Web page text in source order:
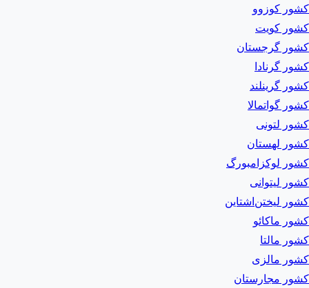
کشور کوزوو
کشور کویت
کشور گرجستان
کشور گرنادا
کشور گرینلند
کشور گواتمالا
کشور لتونی
کشور لهستان
کشور لوکزامبورگ
کشور لیتوانی
کشور لیختن‌اشتاین
کشور ماکائو
کشور مالتا
کشور مالزی
کشور مجارستان